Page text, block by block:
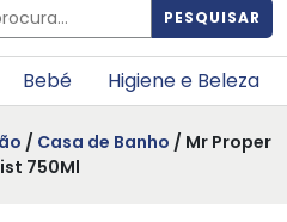
PESQUISAR
Bebé Higiene e Beleza
/ Casa de Banho / Mr Proper
750Ml